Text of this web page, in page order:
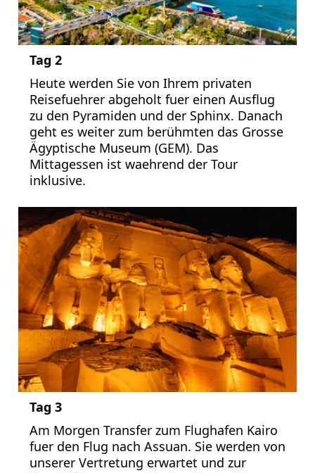
Tag 2
Heute werden Sie von Ihrem privaten
Reisefuehrer abgeholt fuer einen Ausflug
zu den Pyramiden und der Sphinx. Danach
geht es weiter zum berühmten das Grosse
Ägyptische Museum (GEM). Das
Mittagessen ist waehrend der Tour
inklusive.
Tag 3
Am Morgen Transfer zum Flughafen Kairo
fuer den Flug nach Assuan. Sie werden von
unserer Vertretung erwartet und zur